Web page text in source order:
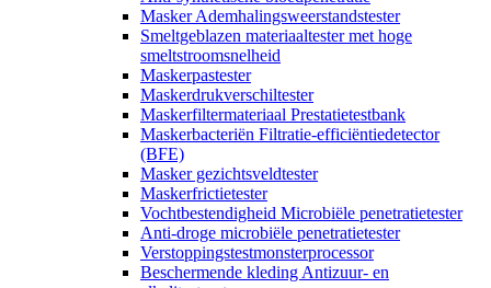
Masker Ademhalingsweerstandstester
Smeltgeblazen materiaaltester met hoge
smeltstroomsnelheid
Maskerpastester
Maskerdrukverschiltester
Maskerfiltermateriaal Prestatietestbank
Maskerbacteriën Filtratie-efficiëntiedetector
(BFE)
Masker gezichtsveldtester
Maskerfrictietester
Vochtbestendigheid Microbiële penetratietester
Anti-droge microbiële penetratietester
Verstoppingstestmonsterprocessor
Beschermende kleding Antizuur- en